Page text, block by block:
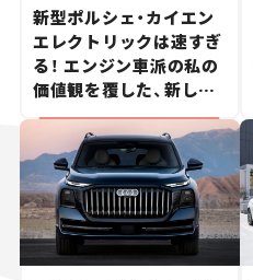
新型ポルシェ・カイエン
エレクトリックは速すぎ
る！ エンジン車派の私の
価値観を覆した、新しい
ポルシェの走り。